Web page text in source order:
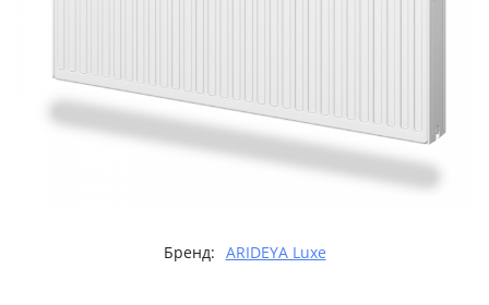
Бренд: ARIDEYA Luxe